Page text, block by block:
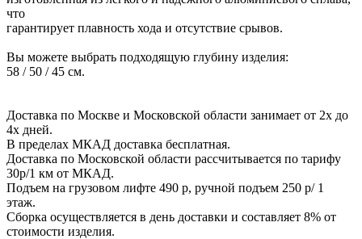
что
гарантирует плавность хода и отсутствие срывов.
Вы можете выбрать подходящую глубину изделия:
58 / 50 / 45 см.
Доставка по Москве и Московской области занимает от 2х до
4х дней.
В пределах МКАД доставка бесплатная.
Доставка по Московской области рассчитывается по тарифу
30р/1 км от МКАД.
Подъем на грузовом лифте 490 р, ручной подъем 250 р/ 1
этаж.
Сборка осуществляется в день доставки и составляет 8% от
стоимости изделия.